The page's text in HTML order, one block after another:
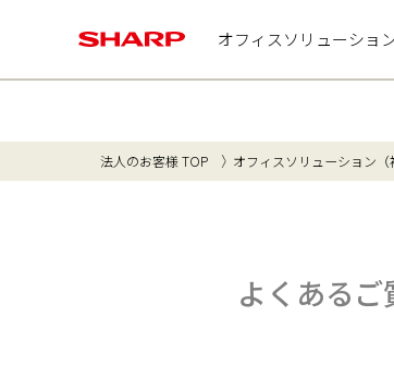
オフィスソリューショ
法人のお客様 TOP オフィスソリューション（
よくあるご